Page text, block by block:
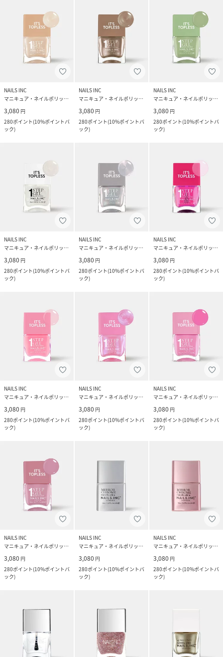
NAILS INC
マニキュア・ネイルポリッシュ
3,080 円
280ポイント(10%ポイントバ
ック)
NAILS INC
マニキュア・ネイルポリッシュ
3,080 円
280ポイント(10%ポイントバ
ック)
NAILS INC
マニキュア・ネイルポリッシュ
3,080 円
280ポイント(10%ポイントバ
ック)
NAILS INC
マニキュア・ネイルポリッシュ
3,080 円
280ポイント(10%ポイントバ
ック)
NAILS INC
マニキュア・ネイルポリッシュ
3,080 円
280ポイント(10%ポイントバ
ック)
NAILS INC
マニキュア・ネイルポリッシュ
3,080 円
280ポイント(10%ポイントバ
ック)
NAILS INC
マニキュア・ネイルポリッシュ
3,080 円
280ポイント(10%ポイントバ
ック)
NAILS INC
マニキュア・ネイルポリッシュ
3,080 円
280ポイント(10%ポイントバ
ック)
NAILS INC
マニキュア・ネイルポリッシュ
3,080 円
280ポイント(10%ポイントバ
ック)
NAILS INC
マニキュア・ネイルポリッシュ
3,080 円
280ポイント(10%ポイントバ
ック)
NAILS INC
マニキュア・ネイルポリッシュ
3,080 円
280ポイント(10%ポイントバ
ック)
NAILS INC
マニキュア・ネイルポリッシュ
3,080 円
280ポイント(10%ポイントバ
ック)